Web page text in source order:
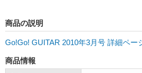
商品の説明
Go!Go! GUITAR 2010年3月号 詳細ペー
商品情報